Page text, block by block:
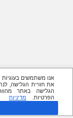
את חוויית הגלישה,
הגלישה באתר
הפרטיות.
מדיניות